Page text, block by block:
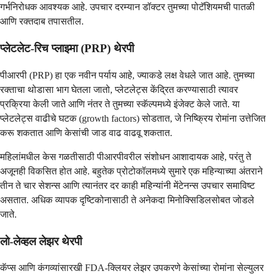
गर्भनिरोधक आवश्यक आहे. उपचार दरम्यान डॉक्टर तुमच्या पोटॅशियमची पातळी
आणि रक्तदाब तपासतील.
प्लेटलेट-रिच प्लाझ्मा (PRP) थेरपी
पीआरपी (PRP) हा एक नवीन पर्याय आहे, ज्याकडे लक्ष वेधले जात आहे. तुमच्या
रक्ताचा थोडासा भाग घेतला जातो, प्लेटलेट्स केंद्रित करण्यासाठी त्यावर
प्रक्रिया केली जाते आणि नंतर ते तुमच्या स्कॅल्पमध्ये इंजेक्ट केले जाते. या
प्लेटलेट्स वाढीचे घटक (growth factors) सोडतात, जे निष्क्रिय रोमांना उत्तेजित
करू शकतात आणि केसांची जाड वाढ वाढवू शकतात.
महिलांमधील केस गळतीसाठी पीआरपीवरील संशोधन आशादायक आहे, परंतु ते
अजूनही विकसित होत आहे. बहुतेक प्रोटोकॉलमध्ये सुमारे एक महिन्याच्या अंतराने
तीन ते चार सेशन्स आणि त्यानंतर दर काही महिन्यांनी मेंटेनन्स उपचार समाविष्ट
असतात. अधिक व्यापक दृष्टिकोनासाठी ते अनेकदा मिनोक्सिडिलसोबत जोडले
जाते.
लो-लेव्हल लेझर थेरपी
कॅप्स आणि कंगव्यांसारखी FDA-क्लियर लेझर उपकरणे केसांच्या रोमांना सेल्युलर